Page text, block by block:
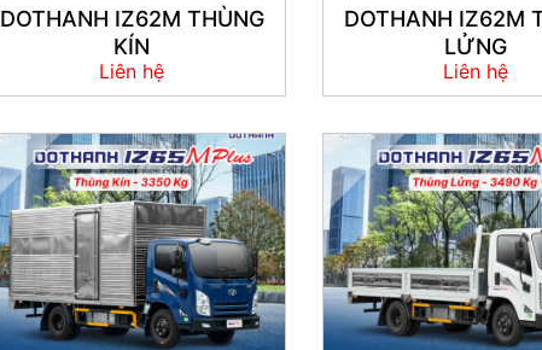
DOTHANH IZ62M THÙNG
KÍN
Liên hệ
DOTHANH IZ62M
LỬNG
Liên hệ